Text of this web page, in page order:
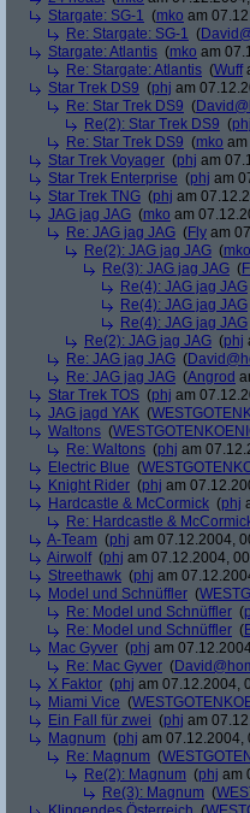
Stargate: SG-1 (mko am
Re: Stargate: SG-1 (
Stargate: Atlantis (mko am
Re: Stargate: Atlantis (Wuff
Star Trek DS9 (phj am
Re: Star Trek DS9 (
Re(2): Star Trek DS9 (phj
Re: Star Trek DS9 (mko
Star Trek Voyager (phj am
Star Trek Enterprise (phj am
Star Trek TNG (phj am
JAG jag JAG (mko am
Re: JAG jag JAG (Fly am
Re(2): JAG jag JAG (mko
Re(3): JAG jag JAG (
Re(4): JAG jag JAG
Re(4): JAG jag JAG
Re(4): JAG jag JAG
Re(2): JAG jag JAG (phj
Re: JAG jag JAG (
Re: JAG jag JAG (Angrod
Star Trek TOS (phj am
JAG jagd YAK (
Waltons (
Re: Waltons (phj am
Electric Blue (
Knight Rider (phj am
Hardcastle & McCormick (phj
Re: Hardcastle &
A-Team (phj am 07.12.2004,
Airwolf(phj am 07.12.2004,
Streethawk (phj am
Model und Schnüffler (
Re: Model und Schnüffler (
Re: Model und Schnüffler (
Mac Gyver (phj am
Re: Mac Gyver (
X Faktor (phj am 07.12.2004,
Miami Vice (
Ein Fall für zwei (phj am
Magnum (phj am 07.12.2004,
Re: Magnum (
Re(2): Magnum (phj am
Re(3): Magnum (